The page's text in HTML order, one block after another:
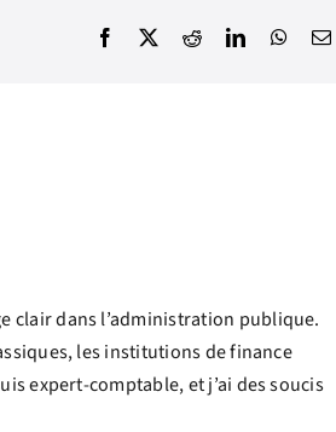
Facebook RedditLinkedIn
clair dans l’administration publique.
les institutions de finance
expert-comptable, et j’ai des soucis